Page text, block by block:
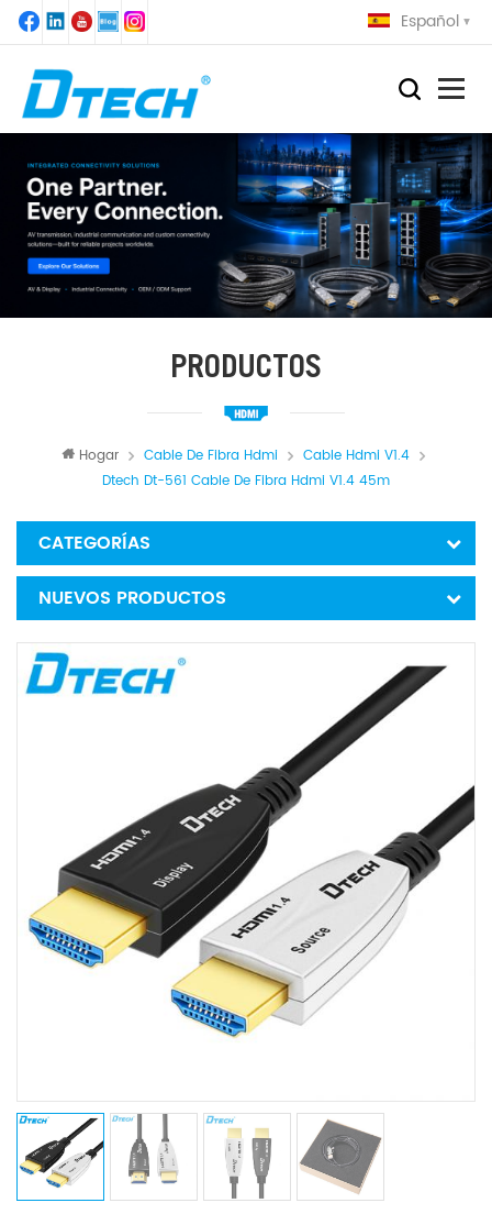
Español
PRODUCTOS
Hogar Cable De Fibra Hdmi
Cable Hdmi V1.4
Dtech Dt-561 Cable De Fibra Hdmi V1.4 45m
CATEGORÍAS
NUEVOS PRODUCTOS